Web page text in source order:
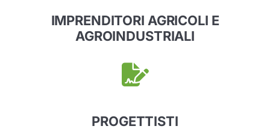
IMPRENDITORI AGRICOLI E
AGROINDUSTRIALI
PROGETTISTI